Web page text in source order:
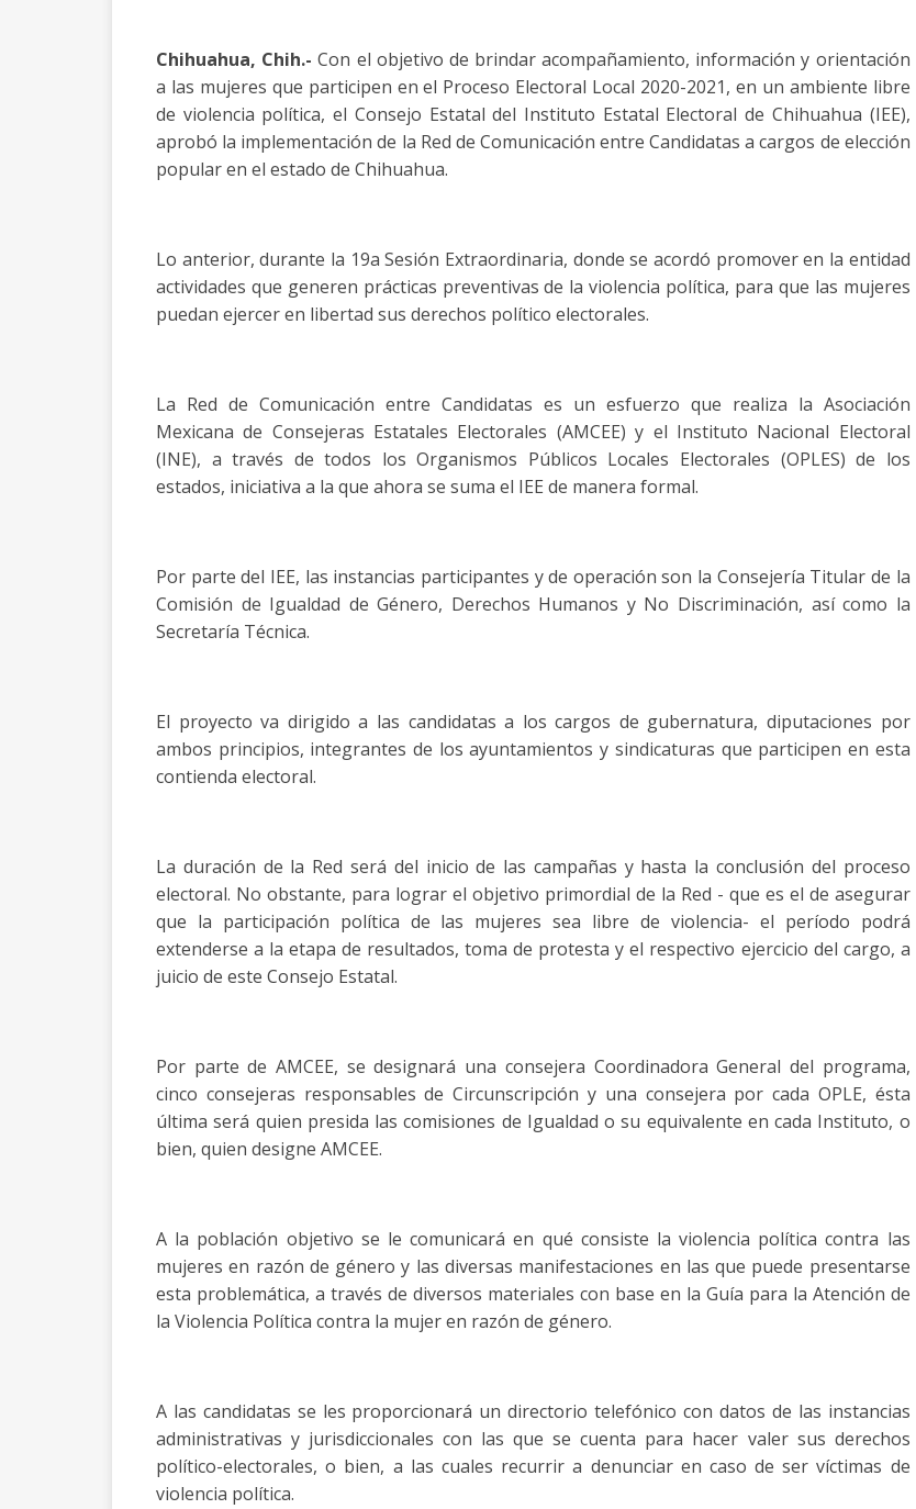
Chihuahua, Chih.- Con el objetivo de brindar acompañamiento, información y orientación
a las mujeres que participen en el Proceso Electoral Local 2020-2021, en un ambiente libre
de violencia política, el Consejo Estatal del Instituto Estatal Electoral de Chihuahua (IEE),
aprobó la implementación de la Red de Comunicación entre Candidatas a cargos de elección
popular en el estado de Chihuahua.
Lo anterior, durante la 19a Sesión Extraordinaria, donde se acordó promover en la entidad
actividades que generen prácticas preventivas de la violencia política, para que las mujeres
puedan ejercer en libertad sus derechos político electorales.
La Red de Comunicación entre Candidatas es un esfuerzo que realiza la Asociación
Mexicana de Consejeras Estatales Electorales (AMCEE) y el Instituto Nacional Electoral
(INE), a través de todos los Organismos Públicos Locales Electorales (OPLES) de los
estados, iniciativa a la que ahora se suma el IEE de manera formal.
Por parte del IEE, las instancias participantes y de operación son la Consejería Titular de la
Comisión de Igualdad de Género, Derechos Humanos y No Discriminación, así como la
Secretaría Técnica.
El proyecto va dirigido a las candidatas a los cargos de gubernatura, diputaciones por
ambos principios, integrantes de los ayuntamientos y sindicaturas que participen en esta
contienda electoral.
La duración de la Red será del inicio de las campañas y hasta la conclusión del proceso
electoral. No obstante, para lograr el objetivo primordial de la Red - que es el de asegurar
que la participación política de las mujeres sea libre de violencia- el período podrá
extenderse a la etapa de resultados, toma de protesta y el respectivo ejercicio del cargo, a
juicio de este Consejo Estatal.
Por parte de AMCEE, se designará una consejera Coordinadora General del programa,
cinco consejeras responsables de Circunscripción y una consejera por cada OPLE, ésta
última será quien presida las comisiones de Igualdad o su equivalente en cada Instituto, o
bien, quien designe AMCEE.
A la población objetivo se le comunicará en qué consiste la violencia política contra las
mujeres en razón de género y las diversas manifestaciones en las que puede presentarse
esta problemática, a través de diversos materiales con base en la Guía para la Atención de
la Violencia Política contra la mujer en razón de género.
A las candidatas se les proporcionará un directorio telefónico con datos de las instancias
administrativas y jurisdiccionales con las que se cuenta para hacer valer sus derechos
político-electorales, o bien, a las cuales recurrir a denunciar en caso de ser víctimas de
violencia política.